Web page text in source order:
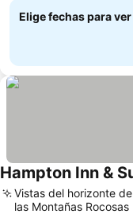
Elige fechas para
Hampton Inn &
Vistas del horizonte de
las Montañas Rocosas